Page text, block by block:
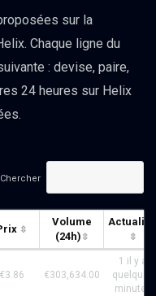
sur la
Chaque ligne du
: devise, paire,
24 heures sur Helix
Chercher
Volume
(24h)
Actualisé
€3.86 €303,634.00
1 il y a
quelques
minutes